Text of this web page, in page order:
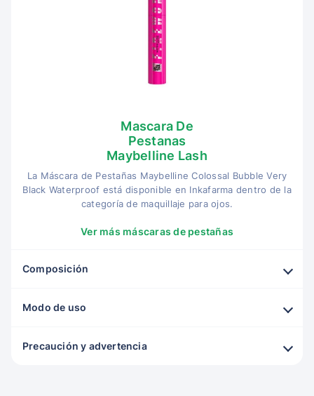
Mascara De
Pestanas
Maybelline Lash
La Máscara de Pestañas Maybelline Colossal Bubble Very
Black Waterproof está disponible en Inkafarma dentro de la
categoría de maquillaje para ojos.
Ver más máscaras de pestañas
Composición
Modo de uso
Precaución y advertencia